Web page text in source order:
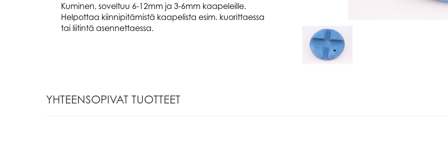
Kuminen, soveltuu 6-12mm ja 3-6mm kaapeleille.
Helpottaa kiinnipitämistä kaapelista esim. kuorittaessa
tai liitintä asennettaessa.
YHTEENSOPIVAT TUOTTEET